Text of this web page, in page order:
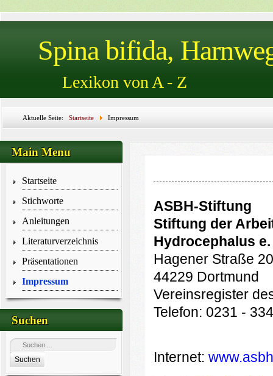
Spina bifida,
Lexikon von A - Z
Aktuelle Seite: Startseite Impressum
Main Menu
Startseite
Stichworte
Anleitungen
Literaturverzeichnis
Präsentationen
Impressum
Suchen
Suchen
ASBH-Stiftung
Stiftung der
Hydrocephalus e.
Hagener Straße
44229 Dortmund
Vereinsregister
Telefon: 0231 -
Internet: